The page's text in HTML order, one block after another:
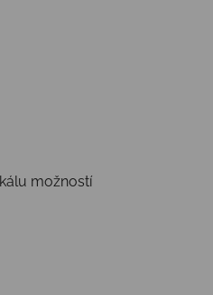
možností